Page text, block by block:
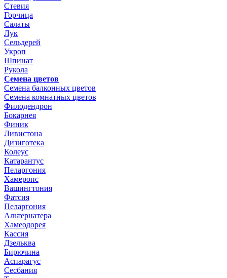
Стевия
Горчица
Салаты
Лук
Сельдерей
Укроп
Шпинат
Рукола
Семена цветов
Семена балконных цветов
Семена комнатных цветов
Филодендрон
Бокарнея
Финик
Ливистона
Дизиготека
Колеус
Катарантус
Пеларгония
Хамеропс
Вашингтония
Фатсия
Пеларгония
Альтернатера
Хамеодорея
Кассия
Дзельква
Бирючина
Аспарагус
Сесбания